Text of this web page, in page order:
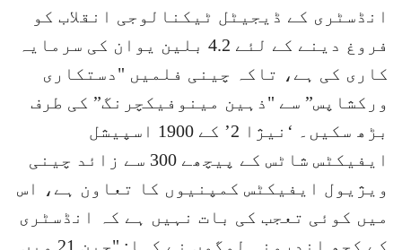
انڈسٹری کے ڈیجیٹل ٹیکنالوجی انقلاب کو
فروغ دینے کے لئے 4.2 بلین یوان کی سرمایہ
کاری کی ہے، تاکہ چینی فلمیں "دستکاری
ورکشاپس” سے "ذہین مینوفیکچرنگ” کی طرف
بڑھ سکیں۔ ‘نیژا 2’ کے 1900 اسپیشل
ایفیکٹس شاٹس کے پیچھے 300 سے زائد چینی
ویژیول ایفیکٹس کمپنیوں کا تعاون ہے، اس
میں کوئی تعجب کی بات نہیں ہے کہ انڈسٹری
کے کچھ اندرونی لوگوں نے کہا: "چین 21 ویں